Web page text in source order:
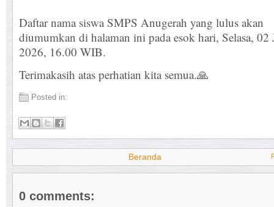
Daftar nama siswa SMPS Anugerah yang lulus akan
diumumkan di halaman ini pada esok hari, Selasa, 02
2026, 16.00 WIB.
Terimakasih atas perhatian kita semua.🙏
Posted in:
Beranda
0 comments: